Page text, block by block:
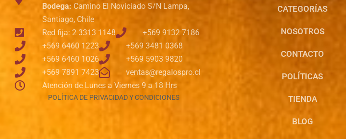
Bodega: Camino El Noviciado S/N Lampa,
Santiago, Chile
Red fija: 2 3313 1148
+569 9132 7186
+569 6460 1223
+569 3481 0368
+569 6460 1026
+569 5903 9820
+569 7891 7423
ventas@regalospro.cl
Atención de Lunes a Viernes 9 a 18 Hrs
POLÍTICA DE PRIVACIDAD Y CONDICIONES
CATEGORÍAS
NOSOTROS
CONTACTO
POLÍTICAS
TIENDA
BLOG